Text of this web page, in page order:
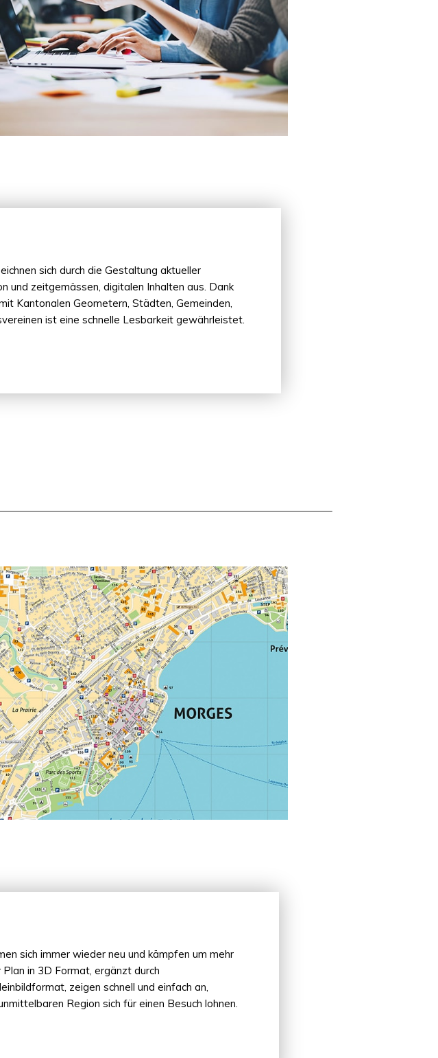
sich durch die Gestaltung aktueller
und zeitgemässen, digitalen Inhalten aus. Dank
Kantonalen Geometern, Städten, Gemeinden,
ist eine schnelle Lesbarkeit gewährleistet.
sich immer wieder neu und kämpfen um mehr
in 3D Format, ergänzt durch
zeigen schnell und einfach an,
Region sich für einen Besuch lohnen.